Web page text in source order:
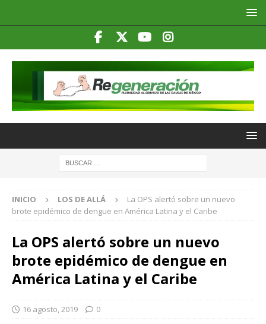
INICIO LOS DE ALLÁ
La OPS alertó sobre un nuevo
brote epidémico de dengue en América Latina y el Caribe
La OPS alertó sobre un nuevo
brote epidémico de dengue en
América Latina y el Caribe
16 agosto, 2019 0